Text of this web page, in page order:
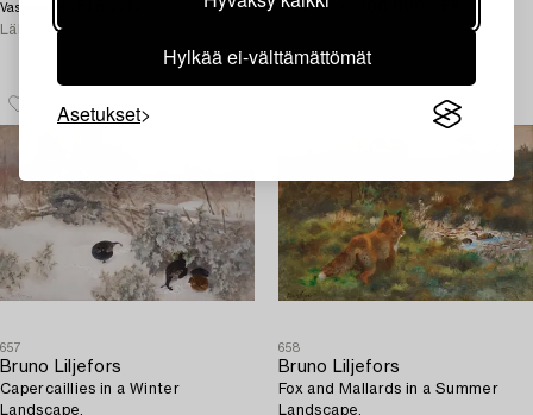
Hylkää ei-välttämättömät
Asetukset
Vasarahinta
Lähtöhinta
Vasarahinta
400 000 SEK
657
Bruno Liljefors
Capercaillies in a Winter
Landscape.
658
Bruno Liljefors
Fox and Mallards in a Summer
Landscape.